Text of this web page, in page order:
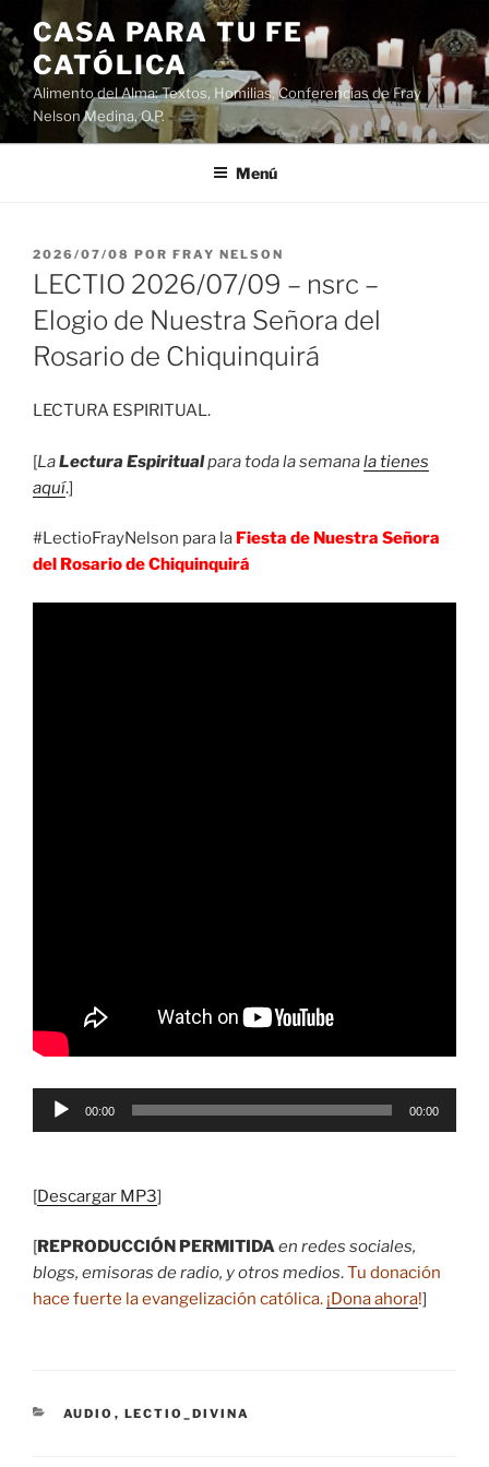
Saltar
al
contenido
CASA PARA TU FE
CATÓLICA
Alimento del Alma: Textos, Homilias, Conferencias de Fray
Nelson Medina, O.P.
Menú
PUBLICADO
EL
2026/07/08 POR FRAY NELSON
LECTIO 2026/07/09 – nsrc –
Elogio de Nuestra Señora del
Rosario de Chiquinquirá
LECTURA ESPIRITUAL.
[LaLectura Espiritualpara toda la semanala tienes
aquí.]
#LectioFrayNelson para la Fiesta de Nuestra Señora
del Rosario de Chiquinquirá
Reproductor
00:00 00:00
[Descargar MP3]
[REPRODUCCIÓN PERMITIDAen redes sociales,
blogs, emisoras de radio, y otros medios.Tu donación
hace fuerte la evangelización católica. ¡Dona ahora!]
CATEGORÍAS
AUDIO , LECTIO_DIVINA